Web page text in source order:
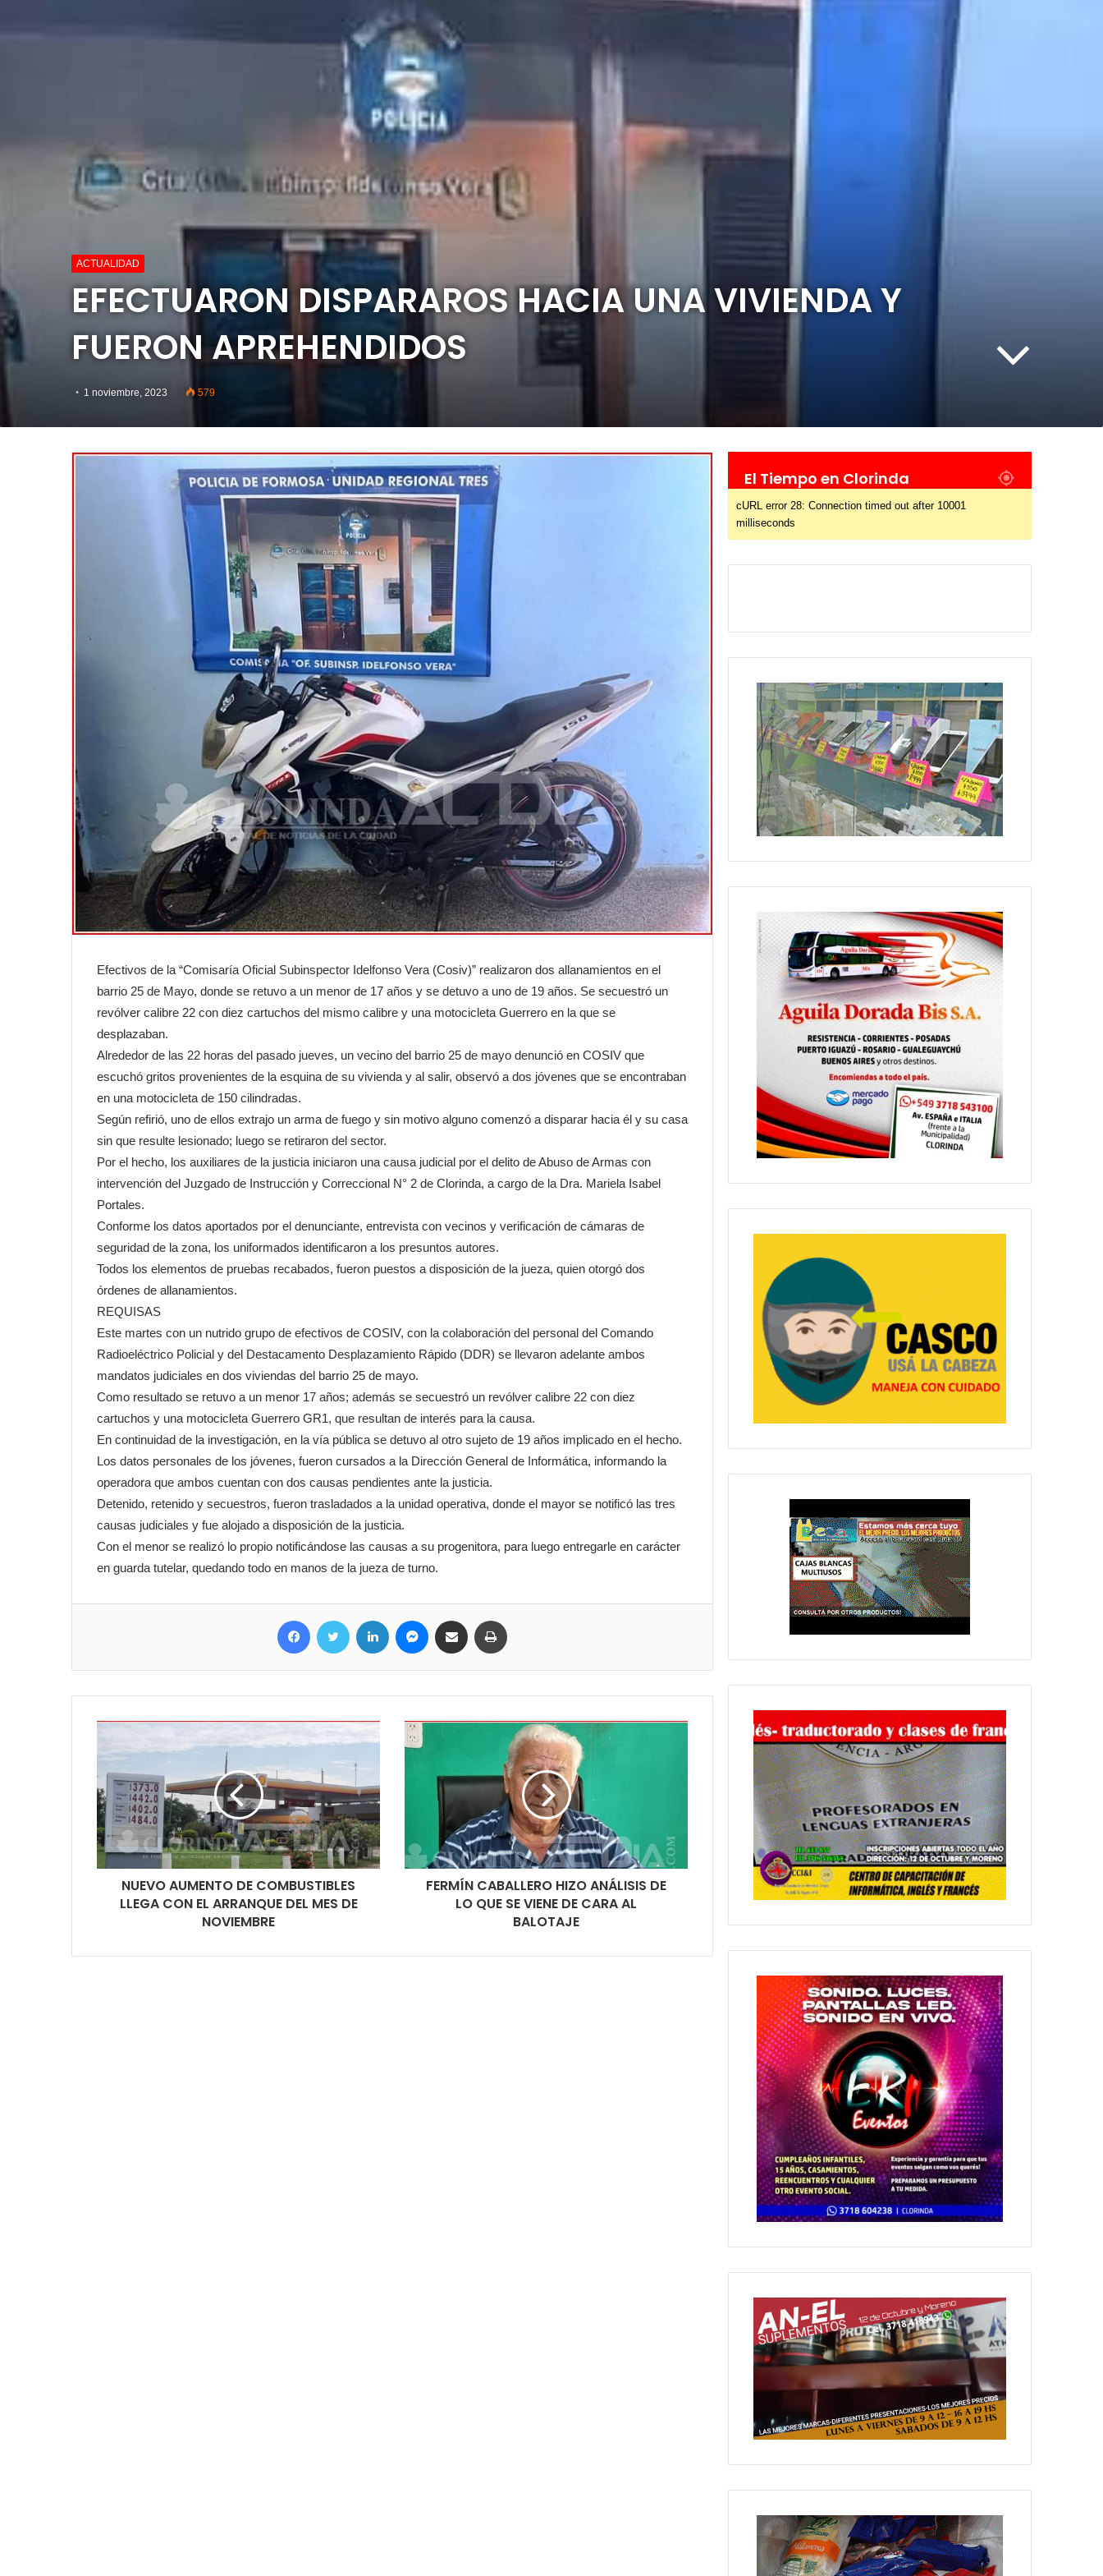
ACTUALIDAD
EFECTUARON DISPARAROS HACIA UNA VIVIENDA Y
FUERON APREHENDIDOS
1 noviembre, 2023 579
Efectivos de la “Comisaría Oficial Subinspector Idelfonso Vera (Cosiv)” realizaron dos allanamientos en el
barrio 25 de Mayo, donde se retuvo a un menor de 17 años y se detuvo a uno de 19 años. Se secuestró un
revólver calibre 22 con diez cartuchos del mismo calibre y una motocicleta Guerrero en la que se
desplazaban.
Alrededor de las 22 horas del pasado jueves, un vecino del barrio 25 de mayo denunció en COSIV que
escuchó gritos provenientes de la esquina de su vivienda y al salir, observó a dos jóvenes que se encontraban
en una motocicleta de 150 cilindradas.
Según refirió, uno de ellos extrajo un arma de fuego y sin motivo alguno comenzó a disparar hacia él y su casa
sin que resulte lesionado; luego se retiraron del sector.
Por el hecho, los auxiliares de la justicia iniciaron una causa judicial por el delito de Abuso de Armas con
intervención del Juzgado de Instrucción y Correccional N° 2 de Clorinda, a cargo de la Dra. Mariela Isabel
Portales.
Conforme los datos aportados por el denunciante, entrevista con vecinos y verificación de cámaras de
seguridad de la zona, los uniformados identificaron a los presuntos autores.
Todos los elementos de pruebas recabados, fueron puestos a disposición de la jueza, quien otorgó dos
órdenes de allanamientos.
REQUISAS
Este martes con un nutrido grupo de efectivos de COSIV, con la colaboración del personal del Comando
Radioeléctrico Policial y del Destacamento Desplazamiento Rápido (DDR) se llevaron adelante ambos
mandatos judiciales en dos viviendas del barrio 25 de mayo.
Como resultado se retuvo a un menor 17 años; además se secuestró un revólver calibre 22 con diez
cartuchos y una motocicleta Guerrero GR1, que resultan de interés para la causa.
En continuidad de la investigación, en la vía pública se detuvo al otro sujeto de 19 años implicado en el hecho.
Los datos personales de los jóvenes, fueron cursados a la Dirección General de Informática, informando la
operadora que ambos cuentan con dos causas pendientes ante la justicia.
Detenido, retenido y secuestros, fueron trasladados a la unidad operativa, donde el mayor se notificó las tres
causas judiciales y fue alojado a disposición de la justicia.
Con el menor se realizó lo propio notificándose las causas a su progenitora, para luego entregarle en carácter
en guarda tutelar, quedando todo en manos de la jueza de turno.
Facebook Twitter LinkedIn MessengerCompartir por correo electrónico
NUEVO AUMENTO DE COMBUSTIBLES
LLEGA CON EL ARRANQUE DEL MES DE
NOVIEMBRE
FERMÍN CABALLERO HIZO ANÁLISIS DE
LO QUE SE VIENE DE CARA AL
BALOTAJE
El Tiempo en Clorinda
cURL error 28: Connection timed out after 10001
milliseconds